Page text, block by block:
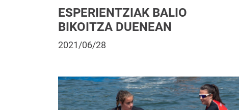
ESPERIENTZIAK BALIO
BIKOITZA DUENEAN
2021/06/28